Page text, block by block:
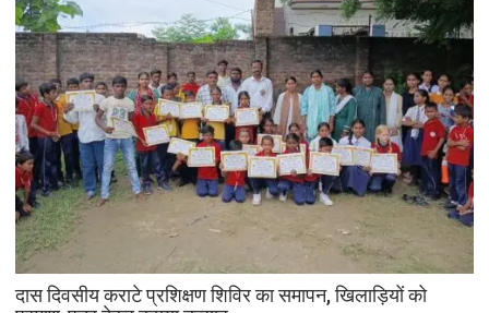
दास दिवसीय कराटे प्रशिक्षण शिविर का समापन, खिलाड़ियों को